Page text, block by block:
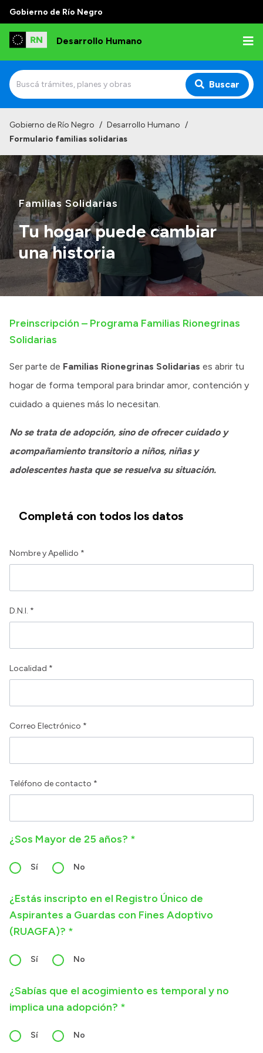
Gobierno de Río Negro
Desarrollo Humano
Buscar
Misión
Autoridades
Delegaciones
Normativa
Transparencia
Boletín Oficial
Compras y licitaciones
Consulta de expedientes
Consulta de pago a proveedores
Convocatorias
Login
Gobierno de Río Negro / Desarrollo Humano /
Formulario familias solidarias
Familias Solidarias
Tu hogar puede cambiar
una historia
Preinscripción – Programa Familias Rionegrinas
Solidarias
Ser parte de Familias Rionegrinas Solidarias es abrir tu
hogar de forma temporal para brindar amor, contención y
cuidado a quienes más lo necesitan.
No se trata de adopción, sino de ofrecer cuidado y
acompañamiento transitorio a niños, niñas y
adolescentes hasta que se resuelva su situación.
Completá con todos los datos
Nombre y Apellido *
D.N.I. *
Localidad *
Correo Electrónico *
Teléfono de contacto *
¿Sos Mayor de 25 años? *
Sí No
¿Estás inscripto en el Registro Único de
Aspirantes a Guardas con Fines Adoptivo
(RUAGFA)? *
Sí No
¿Sabías que el acogimiento es temporal y no
implica una adopción? *
Sí No